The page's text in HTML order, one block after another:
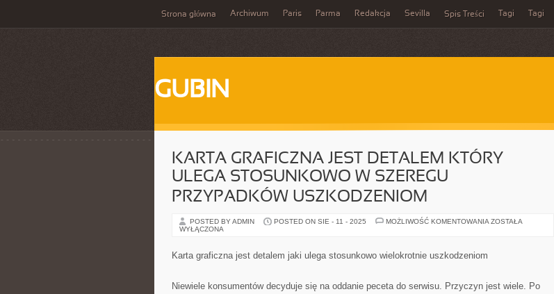
Strona główna Archiwum Paris Parma Redakcja Sevilla Spis Treści Tagi Tagi
GUBIN
KARTA GRAFICZNA JEST DETALEM KTÓRY
ULEGA STOSUNKOWO W SZEREGU
PRZYPADKÓW USZKODZENIOM
POSTED BY ADMIN POSTED ON SIE - 11 - 2025 MOŻLIWOŚĆ KOMENTOWANIA KARTA
SZEREGU
PRZYPADKÓW
ZOSTAŁA
WYŁĄCZONA
Karta graficzna jest detalem jaki ulega stosunkowo wielokrotnie uszkodzeniom
Niewiele konsumentów decyduje się na oddanie peceta do serwisu. Przyczyn jest wiele. Po